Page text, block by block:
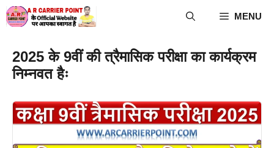
Skip
to
MENU
2025 के 9वीं की त्रैमासिक परीक्षा का कार्यक्रम
निम्नवत हैः